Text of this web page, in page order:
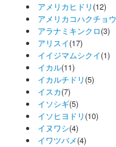
アメリカヒドリ (12)
アメリカコハクチョウ
アラナミキンクロ(3)
アリスイ(17)
イイジマムシクイ(1)
イカル(11)
イカルチドリ (5)
イスカ(7)
イソシギ(5)
イソヒヨドリ (10)
イヌワシ(4)
イワツバメ(4)